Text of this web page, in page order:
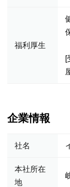
福利厚生
[
企業情報
社名
本社所在
地